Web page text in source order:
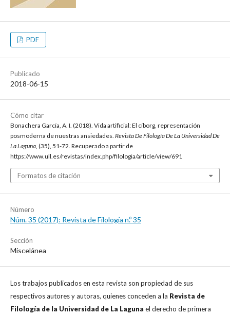
PDF
Publicado
2018-06-15
Cómo citar
Bonachera García, A. I. (2018). Vida artificial: El cíborg, representación
posmoderna de nuestras ansiedades. Revista De Filología De La Universidad De
La Laguna , (35), 51-72. Recuperado a partir de
https://www.ull.es/revistas/index.php/filologia/article/view/691
Formatos de citación
Número
Núm. 35 (2017): Revista de Filología n.º 35
Sección
Miscelánea
Los trabajos publicados en esta revista son propiedad de sus
respectivos autores y autoras, quienes conceden a la Revista de
Filología de la Universidad de La Laguna el derecho de primera